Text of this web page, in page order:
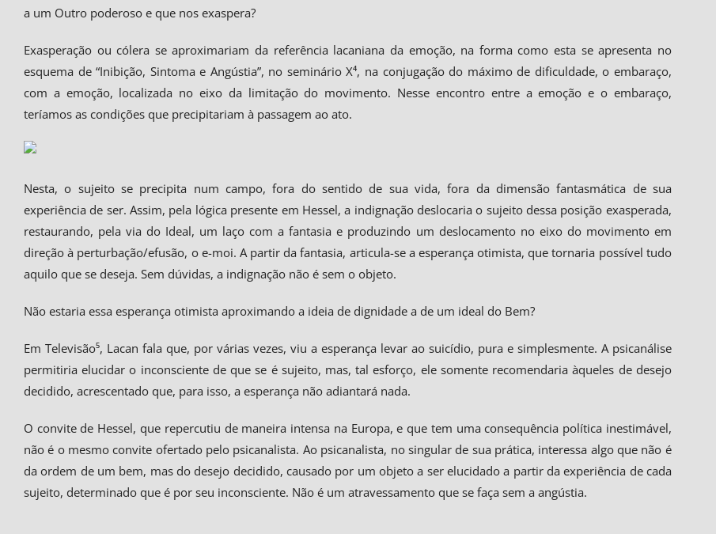
a um Outro poderoso e que nos exaspera?
Exasperação ou cólera se aproximariam da referência lacaniana da emoção, na forma como esta se apresenta no
esquema de “Inibição, Sintoma e Angústia”, no seminário X⁴, na conjugação do máximo de dificuldade, o embaraço,
com a emoção, localizada no eixo da limitação do movimento. Nesse encontro entre a emoção e o embaraço,
teríamos as condições que precipitariam à passagem ao ato.
Nesta, o sujeito se precipita num campo, fora do sentido de sua vida, fora da dimensão fantasmática de sua
experiência de ser. Assim, pela lógica presente em Hessel, a indignação deslocaria o sujeito dessa posição exasperada,
restaurando, pela via do Ideal, um laço com a fantasia e produzindo um deslocamento no eixo do movimento em
direção à perturbação/efusão, o e-moi. A partir da fantasia, articula-se a esperança otimista, que tornaria possível tudo
aquilo que se deseja. Sem dúvidas, a indignação não é sem o objeto.
Não estaria essa esperança otimista aproximando a ideia de dignidade a de um ideal do Bem?
Em Televisão⁵, Lacan fala que, por várias vezes, viu a esperança levar ao suicídio, pura e simplesmente. A psicanálise
permitiria elucidar o inconsciente de que se é sujeito, mas, tal esforço, ele somente recomendaria àqueles de desejo
decidido, acrescentado que, para isso, a esperança não adiantará nada.
O convite de Hessel, que repercutiu de maneira intensa na Europa, e que tem uma consequência política inestimável,
não é o mesmo convite ofertado pelo psicanalista. Ao psicanalista, no singular de sua prática, interessa algo que não é
da ordem de um bem, mas do desejo decidido, causado por um objeto a ser elucidado a partir da experiência de cada
sujeito, determinado que é por seu inconsciente. Não é um atravessamento que se faça sem a angústia.